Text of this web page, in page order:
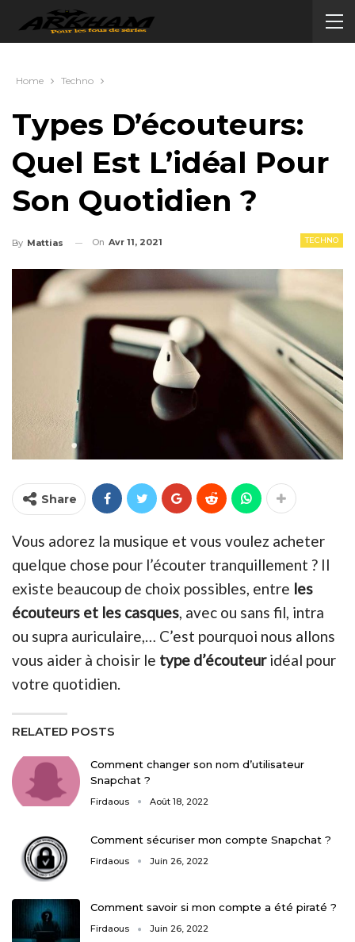
Home Techno
Types D’écouteurs:
Quel Est L’idéal Pour
Son Quotidien ?
TECHNO
By Mattias On Avr 11, 2021
Share
Vous adorez la musique et vous voulez acheter
quelque chose pour l’écouter tranquillement ? Il
existe beaucoup de choix possibles, entre les
écouteurs et les casques, avec ou sans fil, intra
ou supra auriculaire,… C’est pourquoi nous allons
vous aider à choisir le type d’écouteuridéal pour
votre quotidien.
RELATED POSTS
Comment changer son nom d’utilisateur
Snapchat ?
Firdaous Août 18, 2022
Comment sécuriser mon compte Snapchat ?
Firdaous Juin 26, 2022
Comment savoir si mon compte a été piraté ?
Firdaous Juin 26, 2022